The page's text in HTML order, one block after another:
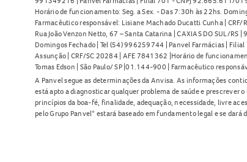
Horário de funcionamento: Seg. a Sex. - Das 7:30h às 22hs.
Farmacêutico responsável: Lisiane Machado Ducatti Cunha |
Rua João Venzon Netto, 67 – Santa Catarina | CAXIAS DO SUL/
Domingos Fechado | Tel (54) 996259744 | Panvel Farmácias |
Assunção | CRF/SC 20284 | AFE 7841362 |Horário de
Tomas Edson | São Paulo/ SP |01.144-900 | Farmacêutico
A Panvel segue as determinações da Anvisa. As informações
está apto a diagnosticar qualquer problema de saúde e prescrever
princípios da boa-fé, finalidade, adequação, necessidade, livre
pelo Grupo Panvel* estará baseado em fundamento legal e se dará